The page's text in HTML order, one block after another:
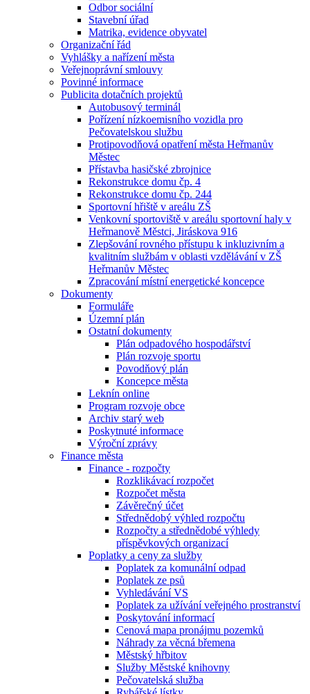
Odbor sociální
Stavební úřad
Matrika, evidence obyvatel
Organizační řád
Vyhlášky a nařízení města
Veřejnoprávní smlouvy
Povinné informace
Publicita dotačních projektů
Autobusový terminál
Pořízení nízkoemisního vozidla pro
Pečovatelskou službu
Protipovodňová opatření města Heřmanův
Městec
Přístavba hasičské zbrojnice
Rekonstrukce domu čp. 4
Rekonstrukce domu čp. 244
Sportovní hřiště v areálu ZŠ
Venkovní sportoviště v areálu sportovní haly v
Heřmanově Městci, Jiráskova 916
Zlepšování rovného přístupu k inkluzivním a
kvalitním službám v oblasti vzdělávání v ZŠ
Heřmanův Městec
Zpracování místní energetické koncepce
Dokumenty
Formuláře
Územní plán
Ostatní dokumenty
Plán odpadového hospodářství
Plán rozvoje sportu
Povodňový plán
Koncepce města
Leknín online
Program rozvoje obce
Archiv starý web
Poskytnuté informace
Výroční zprávy
Finance města
Finance - rozpočty
Rozklikávací rozpočet
Rozpočet města
Závěrečný účet
Střednědobý výhled rozpočtu
Rozpočty a střednědobé výhledy
příspěvkových organizací
Poplatky a ceny za služby
Poplatek za komunální odpad
Poplatek ze psů
Vyhledávání VS
Poplatek za užívání veřejného prostranství
Poskytování informací
Cenová mapa pronájmu pozemků
Náhrady za věcná břemena
Městský hřbitov
Služby Městské knihovny
Pečovatelská služba